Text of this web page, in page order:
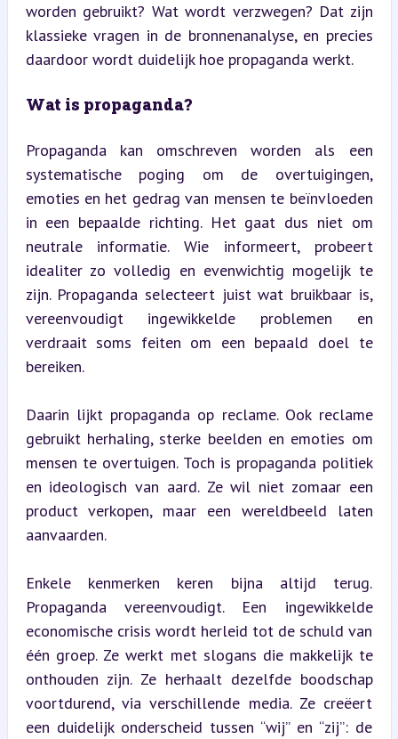
worden gebruikt? Wat wordt verzwegen? Dat zijn
klassieke vragen in de bronnenanalyse, en precies
daardoor wordt duidelijk hoe propaganda werkt.
Wat is propaganda?
Propaganda kan omschreven worden als een
systematische poging om de overtuigingen,
emoties en het gedrag van mensen te beïnvloeden
in een bepaalde richting. Het gaat dus niet om
neutrale informatie. Wie informeert, probeert
idealiter zo volledig en evenwichtig mogelijk te
zijn. Propaganda selecteert juist wat bruikbaar is,
vereenvoudigt ingewikkelde problemen en
verdraait soms feiten om een bepaald doel te
bereiken.
Daarin lijkt propaganda op reclame. Ook reclame
gebruikt herhaling, sterke beelden en emoties om
mensen te overtuigen. Toch is propaganda politiek
en ideologisch van aard. Ze wil niet zomaar een
product verkopen, maar een wereldbeeld laten
aanvaarden.
Enkele kenmerken keren bijna altijd terug.
Propaganda vereenvoudigt. Een ingewikkelde
economische crisis wordt herleid tot de schuld van
één groep. Ze werkt met slogans die makkelijk te
onthouden zijn. Ze herhaalt dezelfde boodschap
voortdurend, via verschillende media. Ze creëert
een duidelijk onderscheid tussen “wij” en “zij”: de